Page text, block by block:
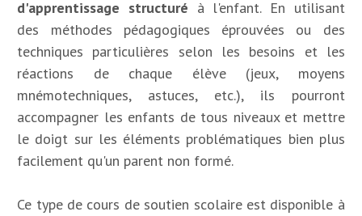
d'apprentissage structuré à l'enfant. En utilisant
des méthodes pédagogiques éprouvées ou des
techniques particulières selon les besoins et les
réactions de chaque élève (jeux, moyens
mnémotechniques, astuces, etc.), ils pourront
accompagner les enfants de tous niveaux et mettre
le doigt sur les éléments problématiques bien plus
facilement qu'un parent non formé.
Ce type de cours de soutien scolaire est disponible à